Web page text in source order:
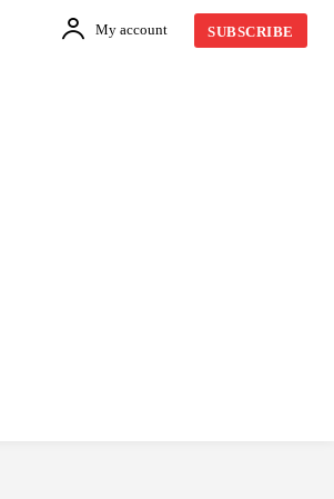
My account SUBSCRIBE